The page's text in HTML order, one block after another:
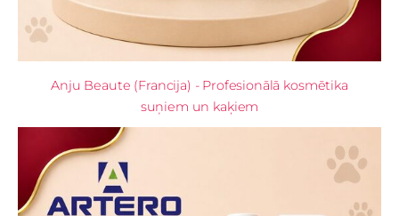
Anju Beaute (Francija) - Profesionālā kosmētika
suņiem un kaķiem